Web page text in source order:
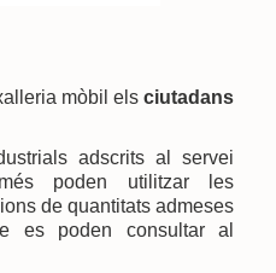
mòbil els ciutadans
adscrits al servei
poden utilitzar les
de quantitats admeses
es poden consultar al